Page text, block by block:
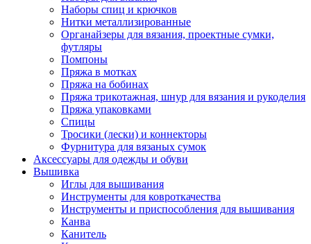
Наборы спиц и крючков
Нитки металлизированные
Органайзеры для вязания, проектные сумки,
футляры
Помпоны
Пряжа в мотках
Пряжа на бобинах
Пряжа трикотажная, шнур для вязания и рукоделия
Пряжа упаковками
Спицы
Тросики (лески) и коннекторы
Фурнитура для вязаных сумок
Аксессуары для одежды и обуви
Вышивка
Иглы для вышивания
Инструменты для ковроткачества
Инструменты и приспособления для вышивания
Канва
Канитель